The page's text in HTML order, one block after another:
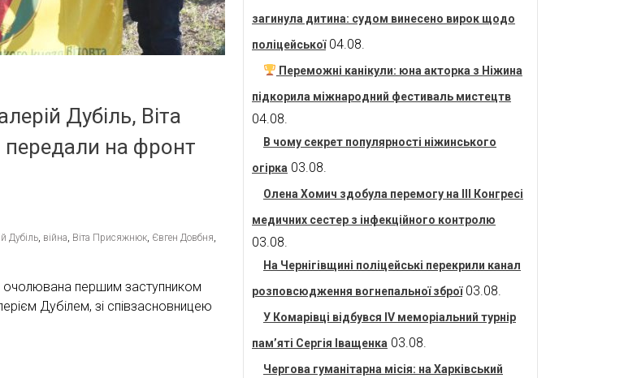
Дубіль, Віта
на фронт
Дубіль війна Віта Присяжнюк Євген Довбня
очолювана першим заступником
Дубілем, зі співзасновницею
загинула дитина: судом винесено вирок щодо
поліцейської 04.08.
Переможні канікули: юна акторка з Ніжина
підкорила міжнародний фестиваль мистецтв
04.08.
В чому секрет популярності ніжинського
огірка 03.08.
Олена Хомич здобула перемогу на ІІІ Конгресі
медичних сестер з інфекційного контролю
03.08.
На Чернігівщині поліцейські перекрили канал
розповсюдження вогнепальної зброї 03.08.
У Комарівці відбувся IV меморіальний турнір
пам’яті Сергія Іващенка 03.08.
Чергова гуманітарна місія: на Харківський